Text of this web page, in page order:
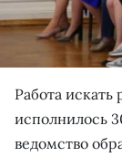
Работа искать
исполнилось
ведомство